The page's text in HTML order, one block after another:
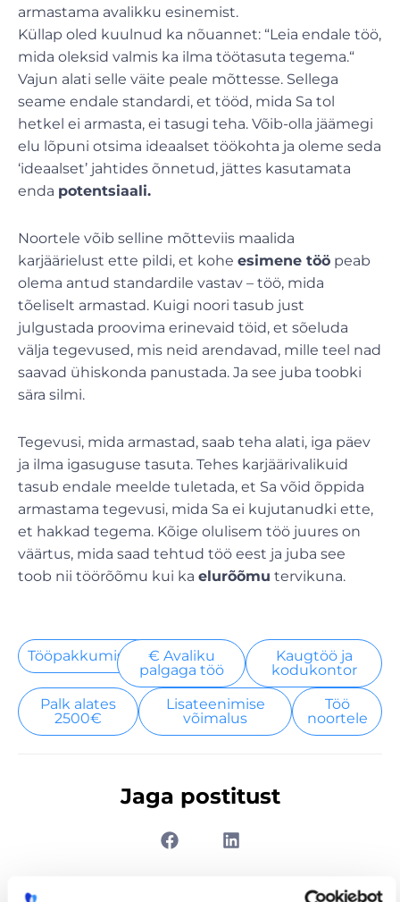
armastama avalikku esinemist.
Küllap oled kuulnud ka nõuannet: “Leia endale töö,
mida oleksid valmis ka ilma töötasuta tegema.“
Vajun alati selle väite peale mõttesse. Sellega
seame endale standardi, et tööd, mida Sa tol
hetkel ei armasta, ei tasugi teha. Võib-olla jäämegi
elu lõpuni otsima ideaalset töökohta ja oleme seda
‘ideaalset’ jahtides õnnetud, jättes kasutamata
enda potentsiaali.
Noortele võib selline mõtteviis maalida
karjäärielust ette pildi, et kohe esimene töö peab
olema antud standardile vastav – töö, mida
tõeliselt armastad. Kuigi noori tasub just
julgustada proovima erinevaid töid, et sõeluda
välja tegevused, mis neid arendavad, mille teel nad
saavad ühiskonda panustada. Ja see juba toobki
sära silmi.
Tegevusi, mida armastad, saab teha alati, iga päev
ja ilma igasuguse tasuta. Tehes karjäärivalikuid
tasub endale meelde tuletada, et Sa võid õppida
armastama tegevusi, mida Sa ei kujutanudki ette,
et hakkad tegema. Kõige olulisem töö juures on
väärtus, mida saad tehtud töö eest ja juba see
toob nii töörõõmu kui ka elurõõmu tervikuna.
Tööpakkumised
€ Avaliku
palgaga töö
Kaugtöö ja
kodukontor
Palk alates
2500€
Lisateenimise
võimalus
Töö
noortele
Jaga postitust
Prev